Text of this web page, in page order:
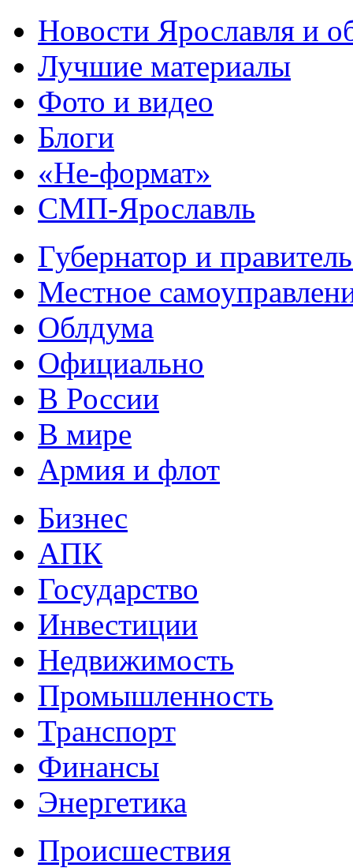
Новости Ярославля и
Лучшие материалы
Фото и видео
Блоги
«Не-формат»
СМП-Ярославль
Губернатор и
Местное
Облдума
Официально
В России
В мире
Армия и флот
Бизнес
АПК
Государство
Инвестиции
Недвижимость
Промышленность
Транспорт
Финансы
Энергетика
Происшествия